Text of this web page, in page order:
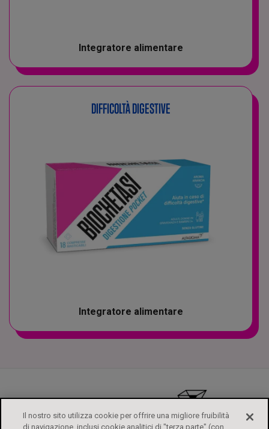
Integratore alimentare
DIFFICOLTÀ DIGESTIVE
Integratore alimentare
Il nostro sito utilizza cookie per offrire una migliore fruibilità
di navigazione, inclusi cookie analitici di "terza parte" (con